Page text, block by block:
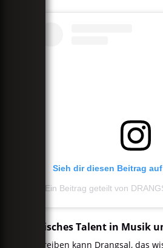
Sieh dir diesen Beitrag
Ein Beitrag geteilt von
Lyrisches Talent in Musik
Schreiben kann Drangsal, das